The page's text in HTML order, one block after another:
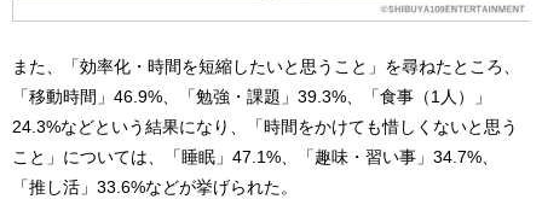
また、「効率化・時間を短縮したいと思うこと」を尋ねたところ、
「移動時間」46.9%、「勉強・課題」39.3%、「食事（1人）」
24.3%などという結果になり、「時間をかけても惜しくないと思う
こと」については、「睡眠」47.1%、「趣味・習い事」34.7%、
「推し活」33.6%などが挙げられた。